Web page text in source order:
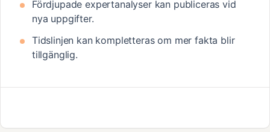
Fördjupade expertanalyser kan publiceras vid
nya uppgifter.
Tidslinjen kan kompletteras om mer fakta blir
tillgänglig.